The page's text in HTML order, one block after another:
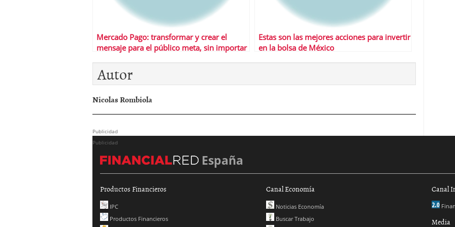
Mercado Pago: transformar y crear el
mensaje para el público meta, sin importar
Estas son las mejores acciones para invertir
en la bolsa de México
Autor
Nicolas Rombiola
Publicidad
Publicidad
España
Productos Financieros
IPC
Productos Financieros
Canal Economía
Noticias Economía
Buscar Trabajo
Canal
Media